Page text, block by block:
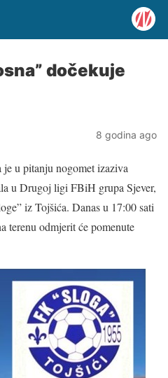
dočekuje
8 godina ago
u pitanju nogomet izaziva
u Drugoj ligi FBiH grupa Sjever,
iz Tojšića. Danas u 17:00 sati
terenu odmjerit će pomenute